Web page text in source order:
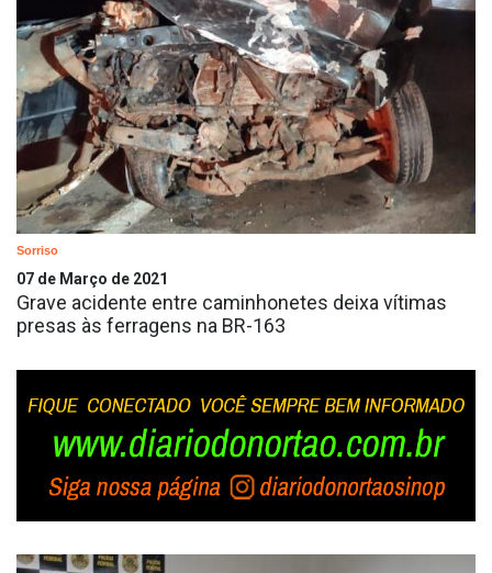
Sorriso
07 de Março de 2021
Grave acidente entre caminhonetes deixa vítimas
presas às ferragens na BR-163